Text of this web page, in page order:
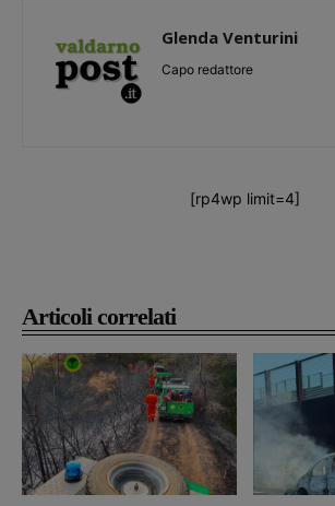
Articoli correlati
Glenda Venturini
Capo redattore
[rp4wp limit=4]